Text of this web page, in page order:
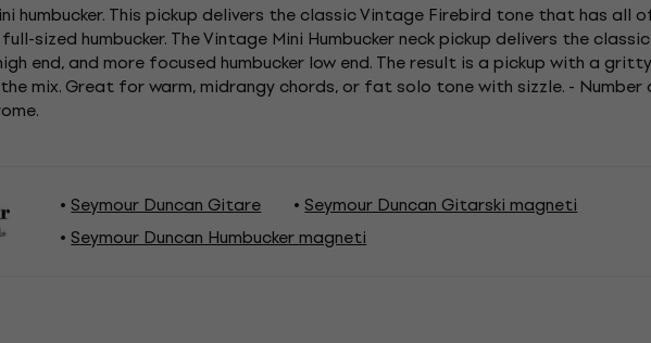
humbucker. This pickup delivers the classic Vintage Firebird tone that has
sized humbucker. The Vintage Mini Humbucker neck pickup delivers the
end, and more focused humbucker low end. The result is a pickup with a
mix. Great for warm, midrangy chords, or fat solo tone with sizzle. - Number
Seymour Duncan Gitare
Seymour Duncan Gitarski magneti
Seymour Duncan Humbucker magneti